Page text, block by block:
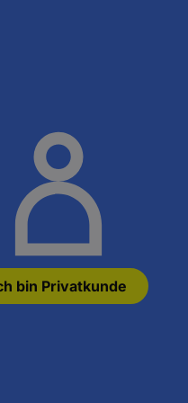
bin Privatkunde
Kabel-Zubehör